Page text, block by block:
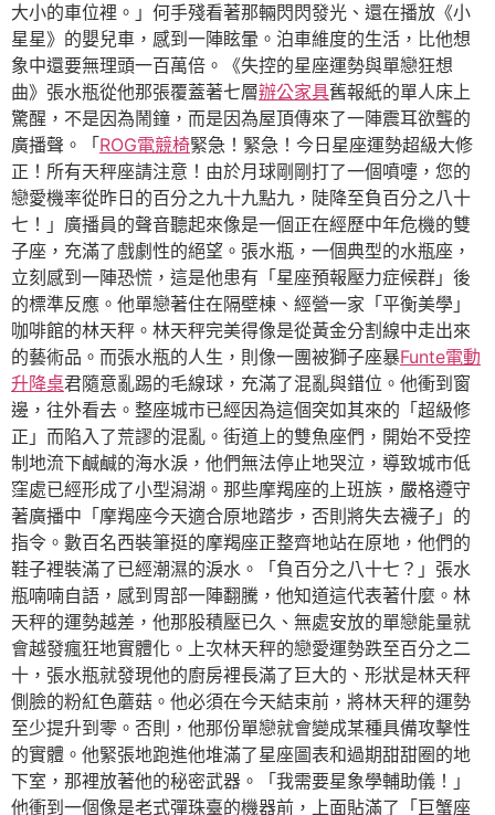
大小的車位裡。」何手殘看著那輛閃閃發光、還在播放《小
星星》的嬰兒車，感到一陣眩暈。泊車維度的生活，比他想
象中還要無理頭一百萬倍。《失控的星座運勢與單戀狂想
曲》張水瓶從他那張覆蓋著七層辦公家具舊報紙的單人床上
驚醒，不是因為鬧鐘，而是因為屋頂傳來了一陣震耳欲聾的
廣播聲。「 ROG電競椅緊急！緊急！今日星座運勢超級大修
正！所有天秤座請注意！由於月球剛剛打了一個噴嚏，您的
戀愛機率從昨日的百分之九十九點九，陡降至負百分之八十
七！」廣播員的聲音聽起來像是一個正在經歷中年危機的雙
子座，充滿了戲劇性的絕望。張水瓶，一個典型的水瓶座，
立刻感到一陣恐慌，這是他患有「星座預報壓力症候群」後
的標準反應。他單戀著住在隔壁棟、經營一家「平衡美學」
咖啡館的林天秤。林天秤完美得像是從黃金分割線中走出來
的藝術品。而張水瓶的人生，則像一團被獅子座暴Funte電動
升降桌君隨意亂踢的毛線球，充滿了混亂與錯位。他衝到窗
邊，往外看去。整座城市已經因為這個突如其來的「超級修
正」而陷入了荒謬的混亂。街道上的雙魚座們，開始不受控
制地流下鹹鹹的海水淚，他們無法停止地哭泣，導致城市低
窪處已經形成了小型潟湖。那些摩羯座的上班族，嚴格遵守
著廣播中「摩羯座今天適合原地踏步，否則將失去襪子」的
指令。數百名西裝筆挺的摩羯座正整齊地站在原地，他們的
鞋子裡裝滿了已經潮濕的淚水。「負百分之八十七？」張水
瓶喃喃自語，感到胃部一陣翻騰，他知道這代表著什麼。林
天秤的運勢越差，他那股積壓已久、無處安放的單戀能量就
會越發瘋狂地實體化。上次林天秤的戀愛運勢跌至百分之二
十，張水瓶就發現他的廚房裡長滿了巨大的、形狀是林天秤
側臉的粉紅色蘑菇。他必須在今天結束前，將林天秤的運勢
至少提升到零。否則，他那份單戀就會變成某種具備攻擊性
的實體。他緊張地跑進他堆滿了星座圖表和過期甜甜圈的地
下室，那裡放著他的秘密武器。「我需要星象學輔助儀！」
他衝到一個像是老式彈珠臺的機器前，上面貼滿了「巨蟹座